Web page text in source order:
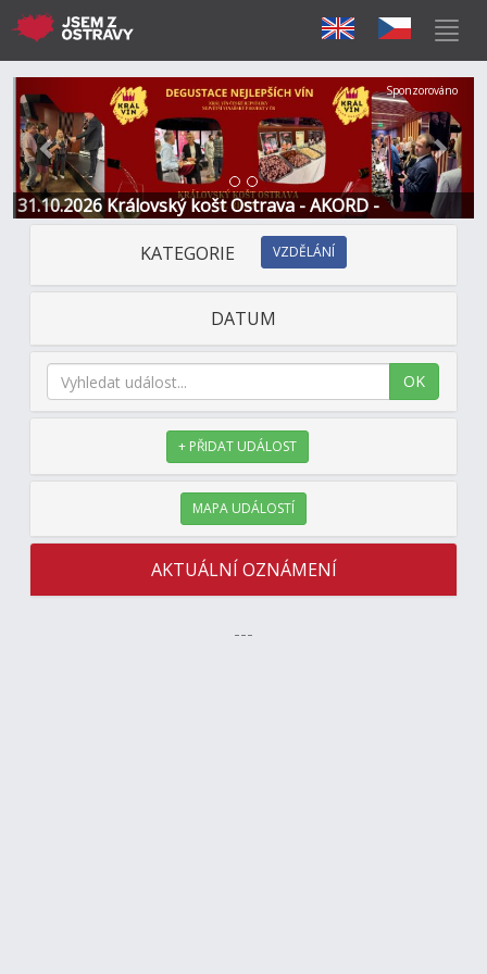
31.10.2026 Královský košt Ostrava - AKORD -
Restaurace a Hotel
Předchozí Další
Sponzorováno
KATEGORIE VZDĚLÁNÍ
DATUM
OK
+ PŘIDAT UDÁLOST
MAPA UDÁLOSTÍ
AKTUÁLNÍ OZNÁMENÍ
---